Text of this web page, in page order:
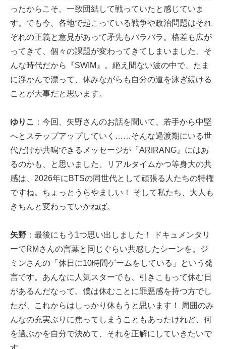
ったからこそ、一致団結して戦っていたと感じていま
す。でも今、各地で起こっている戦争や政治問題はそれ
ぞれの正義と意見があって矛先もバラバラ。格差も広が
ってきて、個々の課題が変わってきてしまいました。そ
んな時代だから『SWIM』。絶え間ない波の中で、たま
に浮かんで漂って、休みながらも自分の道を泳ぎ続ける
ことが大事だと思います。
ゆりこ
：今回、矢野さんのお話を聞いて、若手から中堅
へとステップアップしていく……そんな過渡期にいる世
代だけが共鳴できるメッセージが『ARIRANG』にはあ
るのかも、と思いました。リアルタイムかつ等身大の共
感は、2026年にBTSの同世代として頑張る人たちの特権
ですね。ちょっとうらやましい！ そして私たち、大人も
きちんと変わっていかねば。
矢野 ：最後にもう1つ思い出しました！ ドキュメンタリ
ーでRMさんの言葉と同じぐらい共感したシーンを。ジ
ミンさんの「休日に10時間ゲームをしている」という発
言です。あんなに人気スターでも、引きこもって休む日
があるんだなって。僕は休むことに罪悪感を持つ方でし
たが、これからはしっかり休もうと思います！ 周囲のみ
んなの充実ぶりに焦ってしまうこともあったけれど、何
を選ぶかを自分で決めて、それを正解にしていきたいで